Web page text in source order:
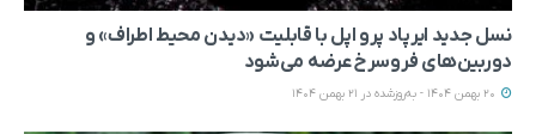
نسل جدید ایرپاد پرو اپل با قابلیت «دیدن محیط اطراف» و
دوربین‌های فروسرخ عرضه می‌شود